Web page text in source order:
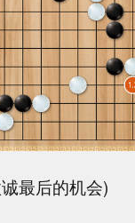
最后的机会)